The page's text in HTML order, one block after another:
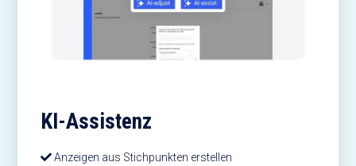
KI-Assistenz
Anzeigen aus Stichpunkten erstellen